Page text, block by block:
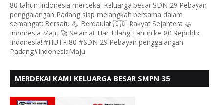
80 tahun Indonesia merdeka! Keluarga besar SDN 29 Pebayan
penggalangan Padang siap melangkah bersama dalam
semangat: Bersatu 💪 Berdaulat 🇮🇩 Rakyat Sejahtera 🤝
Indonesia Maju 🚀 Selamat Hari Ulang Tahun ke-80 Republik
Indonesia! #HUTRI80 #SDN 29 Pebayan penggalangan
Padang#IndonesiaMaju
MERDEKA! KAMI KELUARGA BESAR SMPN 35